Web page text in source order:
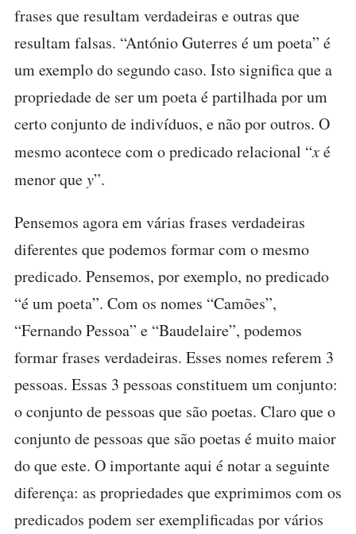
frases que resultam verdadeiras e outras que
resultam falsas. “António Guterres é um poeta” é
um exemplo do segundo caso. Isto significa que a
propriedade de ser um poeta é partilhada por um
certo conjunto de indivíduos, e não por outros. O
mesmo acontece com o predicado relacional “xé
menor quey”.
Pensemos agora em várias frases verdadeiras
diferentes que podemos formar com o mesmo
predicado. Pensemos, por exemplo, no predicado
“é um poeta”. Com os nomes “Camões”,
“Fernando Pessoa” e “Baudelaire”, podemos
formar frases verdadeiras. Esses nomes referem 3
pessoas. Essas 3 pessoas constituem um conjunto:
o conjunto de pessoas que são poetas. Claro que o
conjunto de pessoas que são poetas é muito maior
do que este. O importante aqui é notar a seguinte
diferença: as propriedades que exprimimos com os
predicados podem ser exemplificadas por vários